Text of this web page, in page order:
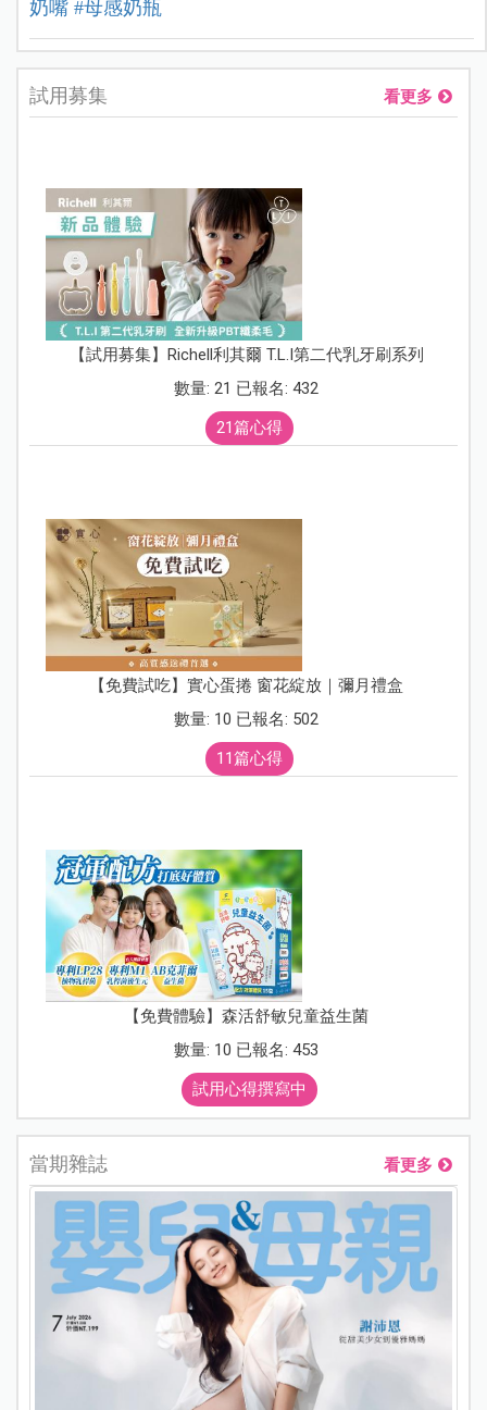
奶嘴 #母感奶瓶
試用募集 看更多
【試用募集】Richell利其爾 T.L.I第二代乳牙刷系列
數量: 21 已報名: 432
21篇心得
【免費試吃】實心蛋捲 窗花綻放｜彌月禮盒
數量: 10 已報名: 502
11篇心得
【免費體驗】森活舒敏兒童益生菌
數量: 10 已報名: 453
試用心得撰寫中
當期雜誌 看更多